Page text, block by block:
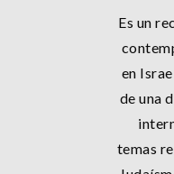
Es un
en
de una
temas